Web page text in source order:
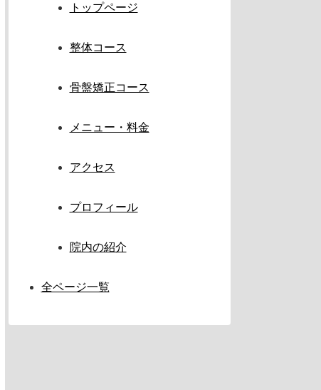
トップページ
整体コース
骨盤矯正コース
メニュー・料金
アクセス
プロフィール
院内の紹介
全ページ一覧